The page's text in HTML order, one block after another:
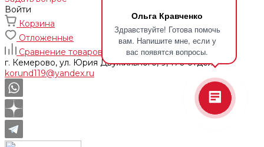
Ольга Кравченко
Здравствуйте! Готова помочь
вам. Напишите мне, если у
вас появятся вопросы.
Войти
Корзина
Отложенные
Сравнение товаров
г. Кемерово, ул. Юрия Двужильного, 9, 170 отдел
korund119@yandex.ru